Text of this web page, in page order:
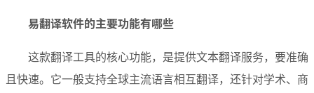
易翻译软件的主要功能有哪些
这款翻译工具的核心功能，是提供文本翻译服务，要准确
且快速。它一般支持全球主流语言相互翻译，还针对学术、商